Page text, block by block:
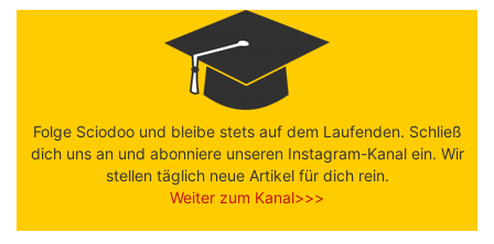
Folge Sciodoo und bleibe stets auf dem Laufenden. Schließ
dich uns an und abonniere unseren Instagram-Kanal ein. Wir
stellen täglich neue Artikel für dich rein.
Weiter zum Kanal>>>